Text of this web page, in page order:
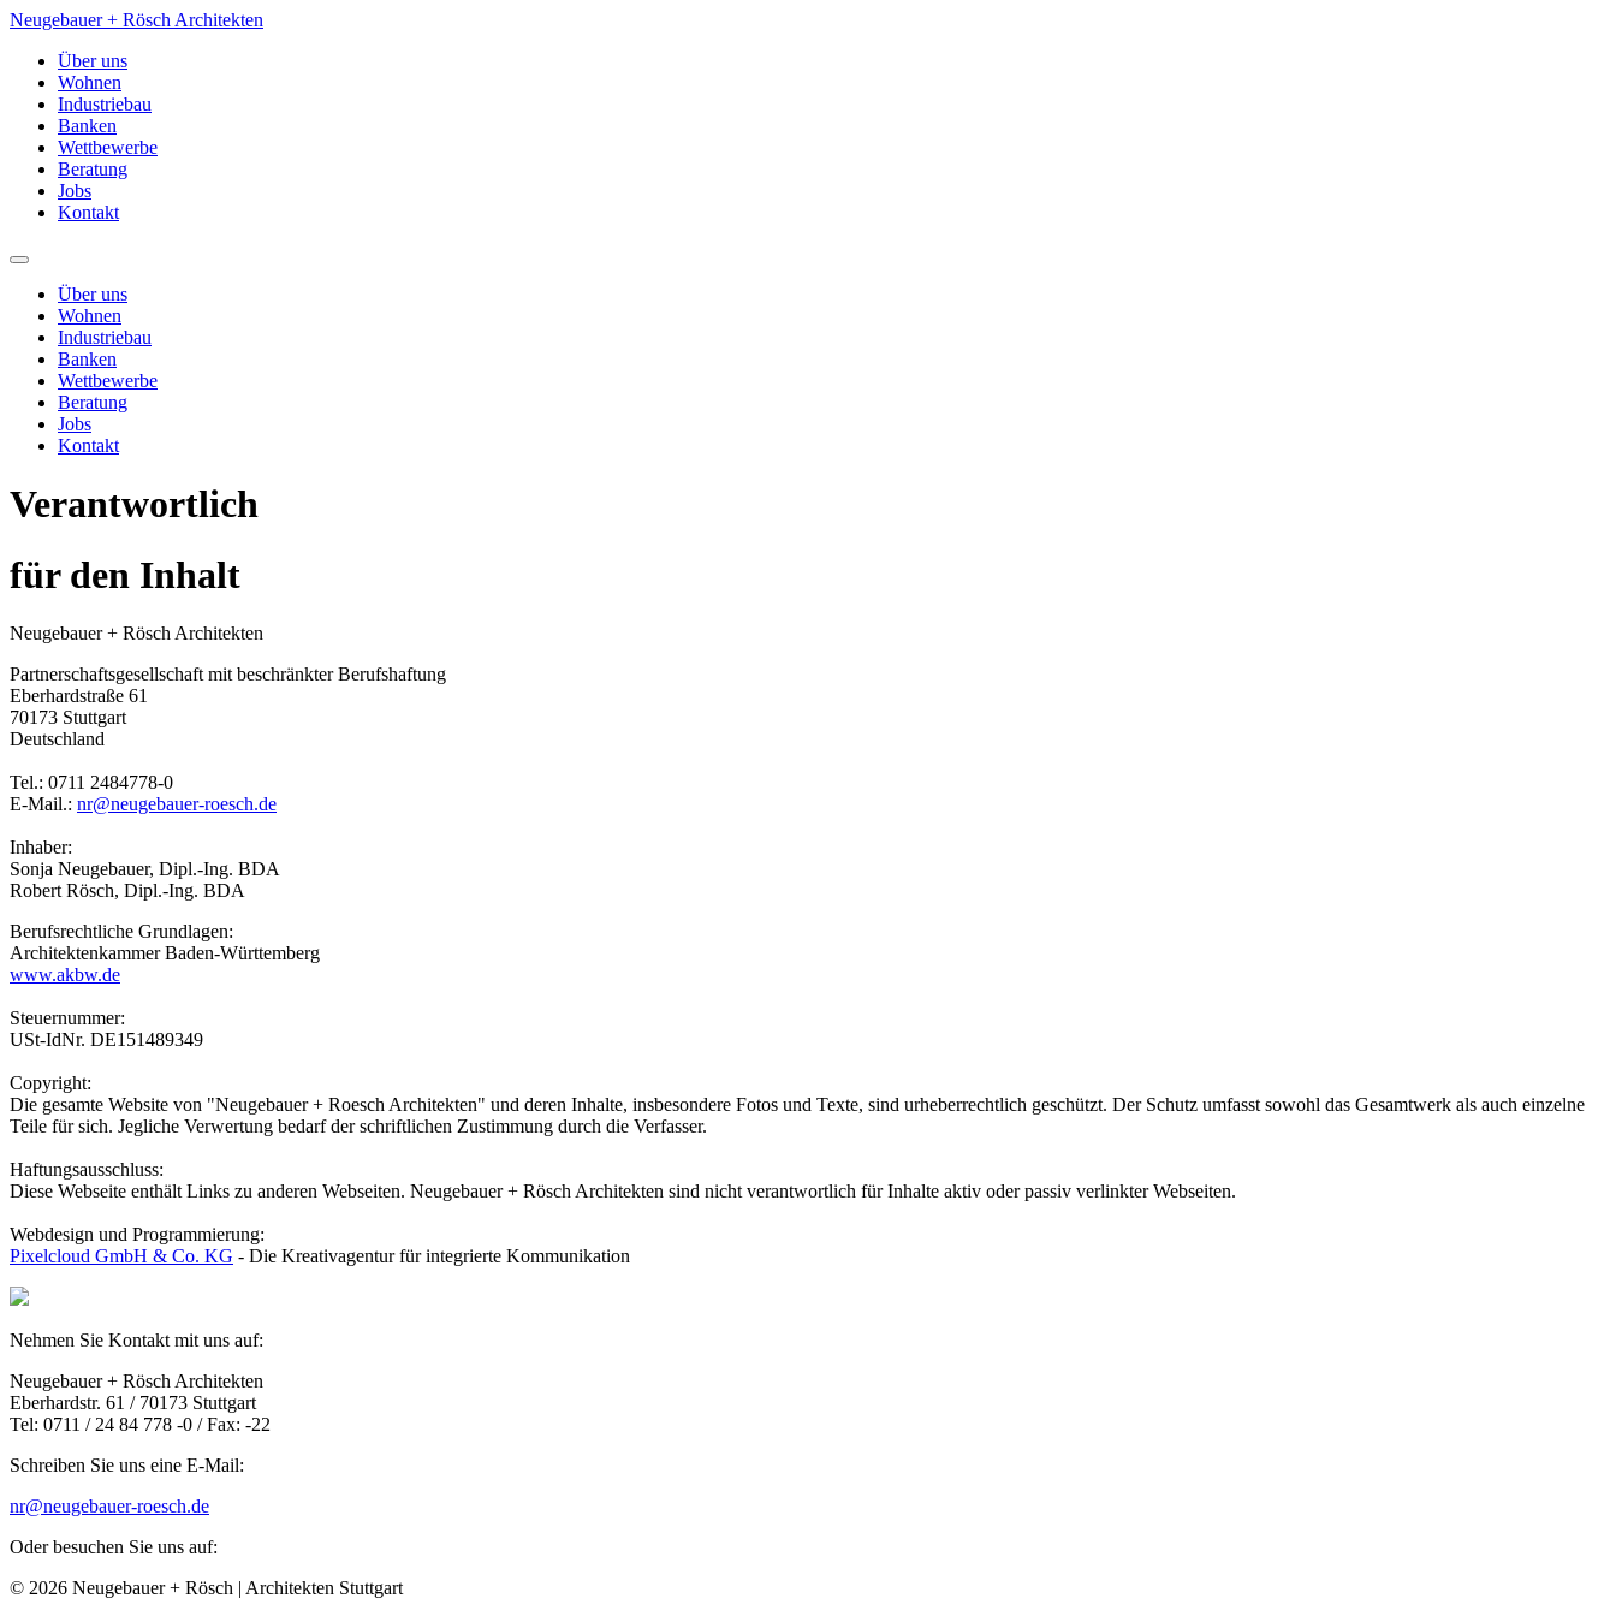
Neugebauer + Rösch Architekten
Über uns
Wohnen
Industriebau
Banken
Wettbewerbe
Beratung
Jobs
Kontakt
Über uns
Wohnen
Industriebau
Banken
Wettbewerbe
Beratung
Jobs
Kontakt
Verantwortlich
für den Inhalt
Neugebauer + Rösch Architekten
Partnerschaftsgesellschaft mit beschränkter Berufshaftung
Eberhardstraße 61
70173 Stuttgart
Deutschland
Tel.: 0711 2484778-0
E-Mail.: nr@neugebauer-roesch.de
Inhaber:
Sonja Neugebauer, Dipl.-Ing. BDA
Robert Rösch, Dipl.-Ing. BDA
Berufsrechtliche Grundlagen:
Architektenkammer Baden-Württemberg
www.akbw.de
Steuernummer:
USt-IdNr. DE151489349
Copyright:
Die gesamte Website von "Neugebauer + Roesch Architekten" und deren Inhalte, insbesondere Fotos und Texte, sind urheberrechtlich geschützt. Der Schutz umfasst sowohl das Gesamtwerk als auch einzelne
Teile für sich. Jegliche Verwertung bedarf der schriftlichen Zustimmung durch die Verfasser.
Haftungsausschluss:
Diese Webseite enthält Links zu anderen Webseiten. Neugebauer + Rösch Architekten sind nicht verantwortlich für Inhalte aktiv oder passiv verlinkter Webseiten.
Webdesign und Programmierung:
Pixelcloud GmbH & Co. KG - Die Kreativagentur für integrierte Kommunikation
Nehmen Sie Kontakt mit uns auf:
Neugebauer + Rösch Architekten
Eberhardstr. 61 / 70173 Stuttgart
Tel: 0711 / 24 84 778 -0 / Fax: -22
Schreiben Sie uns eine E-Mail:
nr@neugebauer-roesch.de
Oder besuchen Sie uns auf:
© 2026 Neugebauer + Rösch | Architekten Stuttgart